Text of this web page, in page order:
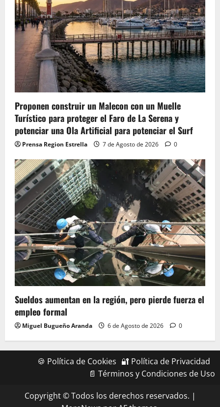
Proponen construir un Malecon con un Muelle
Turístico para proteger el Faro de La Serena y
potenciar una Ola Artificial para potenciar el Surf
Prensa Region Estrella 7 de Agosto de 2026 0
Sueldos aumentan en la región, pero pierde fuerza el
empleo formal
Miguel Bugueño Aranda 6 de Agosto de 2026 0
🍪 Política de Cookies 🔐 Política de Privacidad
📄 Términos y Condiciones de Uso
Copyright © Todos los derechos reservados. |